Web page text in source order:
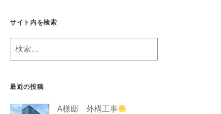
サイト内を検索
検
索:
最近の投稿
A様邸 外構工事